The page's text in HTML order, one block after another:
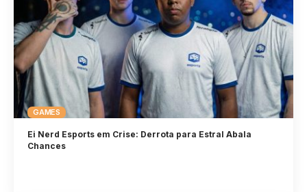
GAMES
Ei Nerd Esports em Crise: Derrota para Estral Abala
Chances